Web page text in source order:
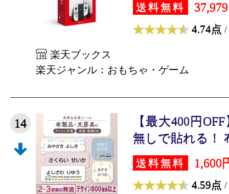
送料無料
4.74点 /
楽天ブックス
楽天ジャンル：おもちゃ・ゲーム
14
【最大400円
無しで貼れる！
送料無料 1,600
4.59点 /